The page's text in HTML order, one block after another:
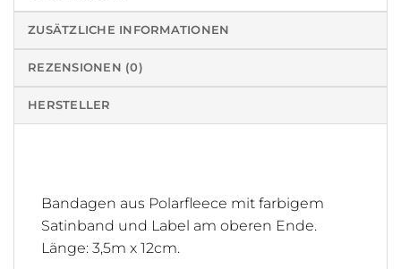
ZUSÄTZLICHE INFORMATIONEN
REZENSIONEN (0)
HERSTELLER
Bandagen aus Polarfleece mit farbigem
Satinband und Label am oberen Ende.
Länge: 3,5m x 12cm.